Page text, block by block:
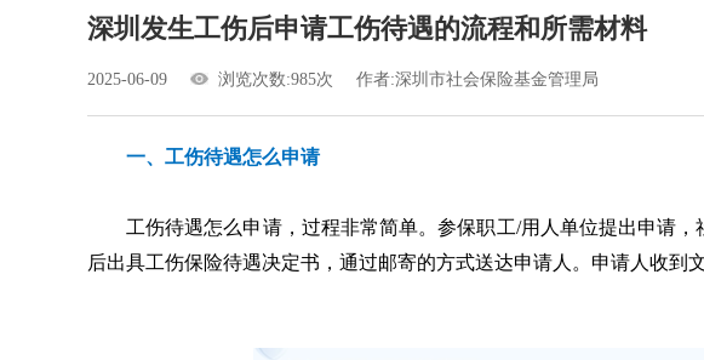
深圳发生工伤后申请工伤待遇的流程和所需材料
2025-06-09 浏览次数:985次 作者:深圳市社会保险基金管理局
一、工伤待遇怎么申请
工伤待遇怎么申请，过程非常简单。参保职工/用人单位提出申请
后出具工伤保险待遇决定书，通过邮寄的方式送达申请人。申请人收到